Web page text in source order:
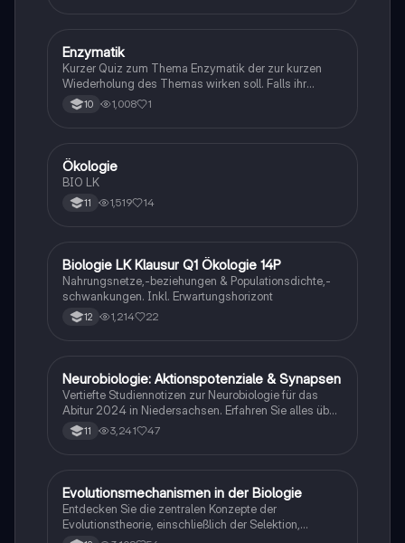
EBiologie
Enzymatik
Kurzer Quiz zum Thema Enzymatik der zur kurzen
Wiederholung des Themas wirken soll. Falls ihr
Fehlern begegnet wäre ich dankbar ,wenn ihr mir
diese weiterleitet. Danke und euch viel Spaß dabei!
10 1,008 1
Biologie
Ökologie
BIO LK
11 1,519 14
Biologie
Biologie LK Klausur Q1 Ökologie 14P
Nahrungsnetze,-beziehungen & Populationsdichte,-
schwankungen. Inkl. Erwartungshorizont
12 1,214 22
Biologie
Neurobiologie: Aktionspotenziale & Synapsen
Vertiefte Studiennotizen zur Neurobiologie für das
Abitur 2024 in Niedersachsen. Erfahren Sie alles über
Aktionspotenziale, Ruhepotenziale, synaptische
Integration, die Rolle von Neurotransmittern, die
Schüler, die sich auf Prüfungen vorbereiten und ein
tiefes Verständnis der neuronalen Signalübertragung
entwickeln möchten.
11 3,241 47
Biologie
Evolutionsmechanismen in der Biologie
Entdecken Sie die zentralen Konzepte der
Evolutionstheorie, einschließlich der Selektion,
Isolationsmechanismen und Evolutionsfaktoren wie